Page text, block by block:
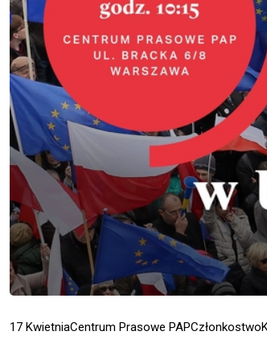
17 KwietniaCentrum Prasowe PAPCzłonkostwo